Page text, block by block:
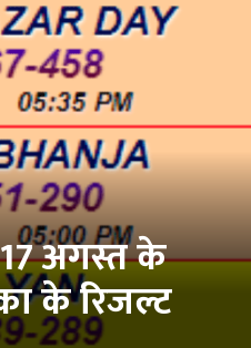
अगस्त के
के रिजल्ट